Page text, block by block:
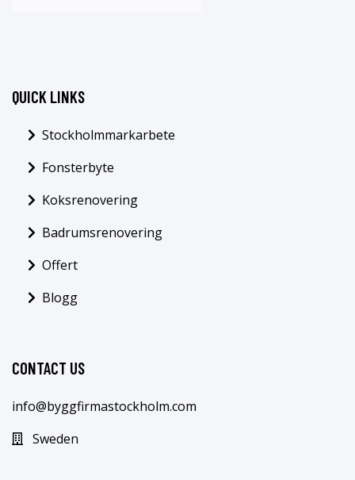
QUICK LINKS
Stockholmmarkarbete
Fonsterbyte
Koksrenovering
Badrumsrenovering
Offert
Blogg
CONTACT US
info@byggfirmastockholm.com
Sweden